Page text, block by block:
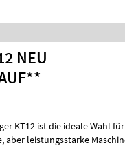
NEU
KT12 ist die ideale Wahl für